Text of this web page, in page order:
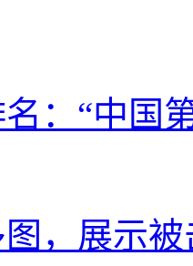
：“中国
，展示